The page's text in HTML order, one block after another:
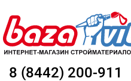
8 (8442) 200-911